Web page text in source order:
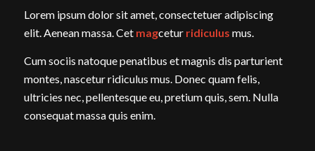
Lorem ipsum dolor sit amet, consectetuer adipiscing
elit. Aenean massa. Cet magcetur ridiculus mus.
Cum sociis natoque penatibus et magnis dis parturient
montes, nascetur ridiculus mus. Donec quam felis,
ultricies nec, pellentesque eu, pretium quis, sem. Nulla
consequat massa quis enim.